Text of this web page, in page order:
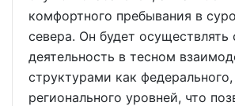
комфортного пребывания в
севера. Он будет осуществлять
деятельность в тесном
структурами как
регионального уровней, что